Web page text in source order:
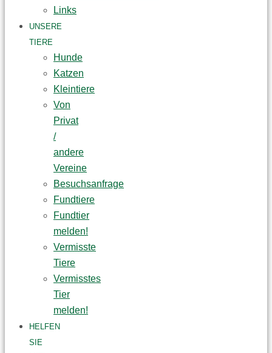
Links
UNSERE
TIERE
Hunde
Katzen
Kleintiere
Von
Privat
/
andere
Vereine
Besuchsanfrage
Fundtiere
Fundtier
melden!
Vermisste
Tiere
Vermisstes
Tier
melden!
HELFEN
SIE